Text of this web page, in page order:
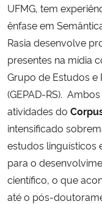
UFMG, tem
ênfase em
Rasia desenvolve
presentes na mídia
Grupo de Estudos e
(GEPAD-RS).
atividades do
intensificado
estudos linguísticos
para o
científico, o que
até o pós-